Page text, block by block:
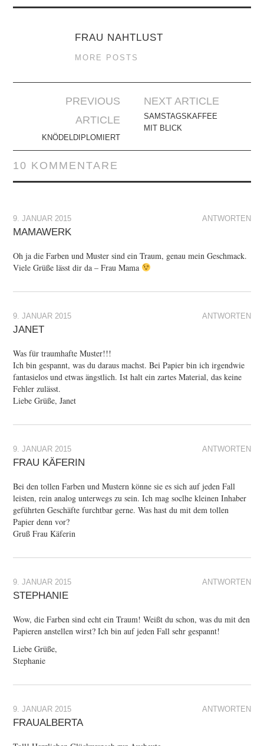
FRAU NAHTLUST
MORE POSTS
Navigation
PREVIOUS
ARTICLE
KNÖDELDIPLOMIERT
NEXT ARTICLE
SAMSTAGSKAFFEE
MIT BLICK
10 KOMMENTARE
ANTWORTEN
9. JANUAR 2015
MAMAWERK
Oh ja die Farben und Muster sind ein Traum, genau mein Geschmack.
Viele Grüße lässt dir da – Frau Mama
ANTWORTEN
9. JANUAR 2015
JANET
Was für traumhafte Muster!!!
Ich bin gespannt, was du daraus machst. Bei Papier bin ich irgendwie
fantasielos und etwas ängstlich. Ist halt ein zartes Material, das keine
Fehler zulässt.
Liebe Grüße, Janet
ANTWORTEN
9. JANUAR 2015
FRAU KÄFERIN
Bei den tollen Farben und Mustern könne sie es sich auf jeden Fall
leisten, rein analog unterwegs zu sein. Ich mag soclhe kleinen Inhaber
geführten Geschäfte furchtbar gerne. Was hast du mit dem tollen
Papier denn vor?
Gruß Frau Käferin
ANTWORTEN
9. JANUAR 2015
STEPHANIE
Wow, die Farben sind echt ein Traum! Weißt du schon, was du mit den
Papieren anstellen wirst? Ich bin auf jeden Fall sehr gespannt!
Liebe Grüße,
Stephanie
ANTWORTEN
9. JANUAR 2015
FRAUALBERTA